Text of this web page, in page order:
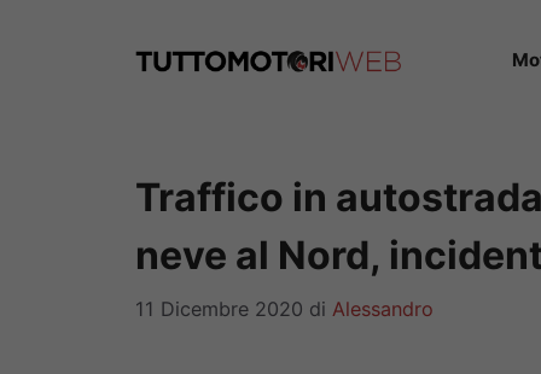
Traffico in
neve al Nord,
11 Dicembre 2020 di Alessandro